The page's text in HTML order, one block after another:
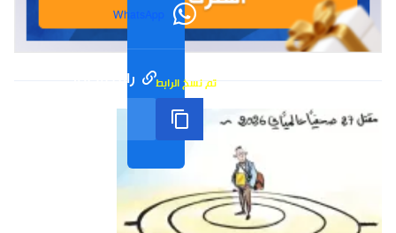
WhatsApp
رابط مختصر تم نسخ الرابط